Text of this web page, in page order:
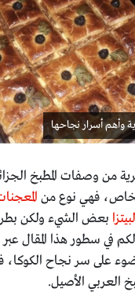
وأهم أسرار نجاحها
من وصفات المطبخ
فهي نوع من
بعض الشيء ولكن
في سطور هذا المقال
على سر نجاح الكوكا،
العربي الأصيل.